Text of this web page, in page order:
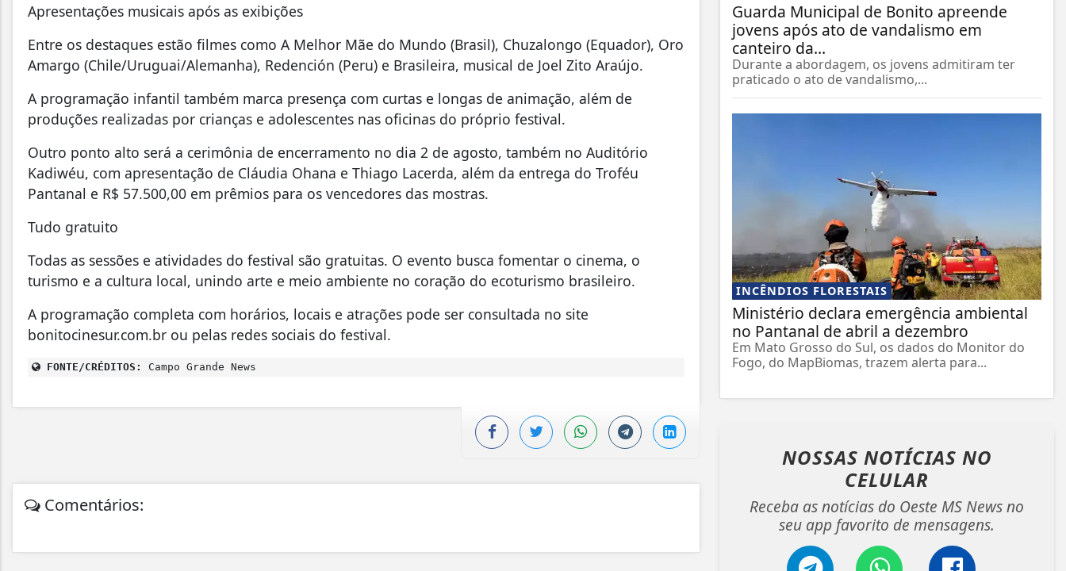
Apresentações musicais após as exibições
Entre os destaques estão filmes como A Melhor Mãe do Mundo (Brasil), Chuzalongo (Equador), Oro
Amargo (Chile/Uruguai/Alemanha), Redención (Peru) e Brasileira, musical de Joel Zito Araújo.
A programação infantil também marca presença com curtas e longas de animação, além de
produções realizadas por crianças e adolescentes nas oficinas do próprio festival.
Outro ponto alto será a cerimônia de encerramento no dia 2 de agosto, também no Auditório
Kadiwéu, com apresentação de Cláudia Ohana e Thiago Lacerda, além da entrega do Troféu
Pantanal e R$ 57.500,00 em prêmios para os vencedores das mostras.
Tudo gratuito
Todas as sessões e atividades do festival são gratuitas. O evento busca fomentar o cinema, o
turismo e a cultura local, unindo arte e meio ambiente no coração do ecoturismo brasileiro.
A programação completa com horários, locais e atrações pode ser consultada no site
bonitocinesur.com.br ou pelas redes sociais do festival.
FONTE/CRÉDITOS: Campo Grande News
Comentários:
Guarda Municipal de Bonito apreende
jovens após ato de vandalismo em
canteiro da...
Durante a abordagem, os jovens admitiram ter
praticado o ato de vandalismo,...
INCÊNDIOS FLORESTAIS
Ministério declara emergência ambiental
no Pantanal de abril a dezembro
Em Mato Grosso do Sul, os dados do Monitor do
Fogo, do MapBiomas, trazem alerta para...
NOSSAS NOTÍCIAS NO
CELULAR
Receba as notícias do Oeste MS News no
seu app favorito de mensagens.